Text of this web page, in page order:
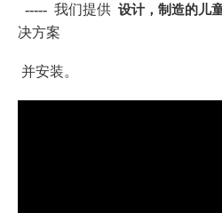
----- 我们提供 设计，制造的儿
决方案
并安装。